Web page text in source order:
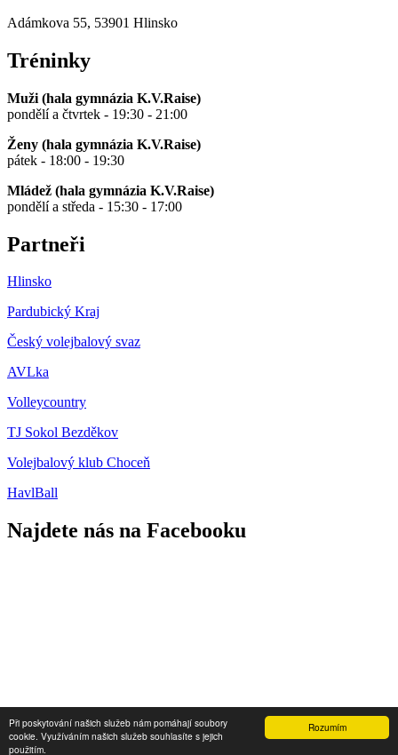
Rozumím
Při poskytování našich služeb nám pomáhají soubory
cookie. Využíváním našich služeb souhlasíte s jejich
použitím.
Adámkova 55, 53901 Hlinsko
Tréninky
Muži (hala gymnázia K.V.Raise)
pondělí a čtvrtek - 19:30 - 21:00
Ženy (hala gymnázia K.V.Raise)
pátek - 18:00 - 19:30
Mládež (hala gymnázia K.V.Raise)
pondělí a středa - 15:30 - 17:00
Partneři
Hlinsko
Pardubický Kraj
Český volejbalový svaz
AVLka
Volleycountry
TJ Sokol Bezděkov
Volejbalový klub Choceň
HavlBall
Najdete nás na Facebooku
Přihlášení
2013 - 2026 © SKO Hlinsko